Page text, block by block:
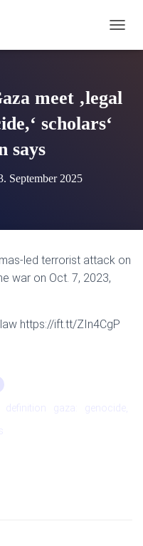
A
G
A
T
meet ‚legal
scholars‘
says
September 2025
led terrorist attack on
war on Oct. 7, 2023,
https://ift.tt/ZIn4CgP
definition gaza:
genocide,